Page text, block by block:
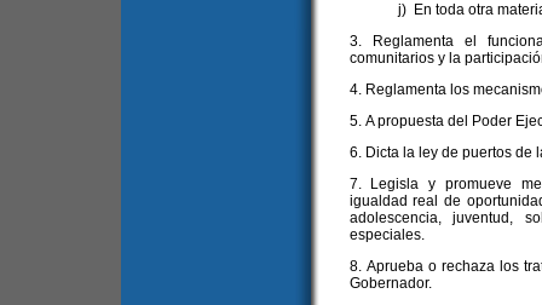
j) En toda otra
3. Reglamenta el
comunitarios y la
4. Reglamenta los
5. A propuesta del Poder
6. Dicta la ley de puertos de
7. Legisla y promueve
igualdad real de
adolescencia, juventud,
especiales.
8. Aprueba o rechaza los
Gobernador.